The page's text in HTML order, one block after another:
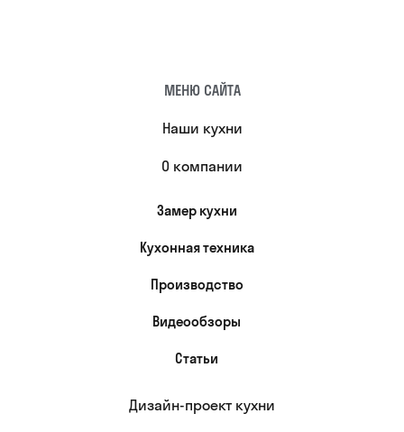
МЕНЮ САЙТА
Наши кухни
О компании
Замер кухни
Кухонная техника
Производство
Видеообзоры
Статьи
Дизайн-проект кухни